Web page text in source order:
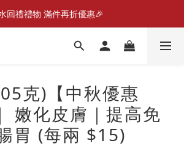
張訂單滿$300即減$20📣
回禮禮物 滿件再折優惠🎉
款滿$300免運費 （香港、澳門）
克)【中秋優惠
嫩化皮膚｜提高免
胃 (每兩 $15)